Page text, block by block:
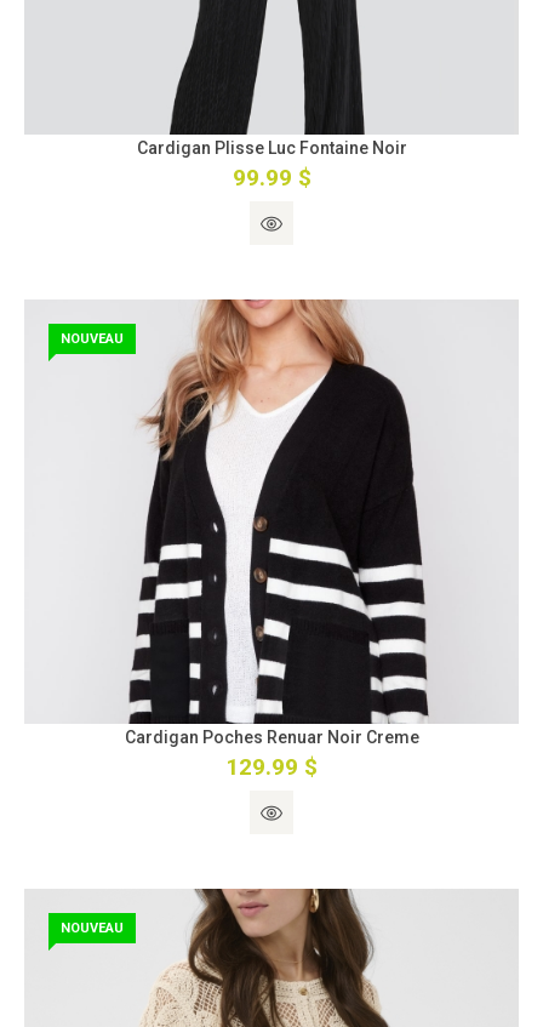
Cardigan Plisse Luc Fontaine Noir
99.99 $
NOUVEAU
Cardigan Poches Renuar Noir Creme
129.99 $
NOUVEAU